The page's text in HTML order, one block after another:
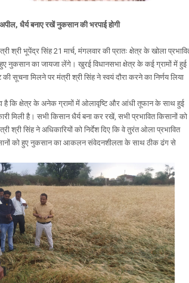
धैर्य बनाए रखें नुकसान की भरपाई होगी
श्री भूपेंद्र सिंह 21 मार्च, मंगलवार की प्रातः क्षेत्र के खोला
नुकसान का जायजा लेंगे। खुरई विधानसभा क्षेत्र के कई ग्रामों में हुई
सूचना मिलने पर मंत्री श्री सिंह ने स्वयं दौरा करने का निर्णय लिया
है कि क्षेत्र के अनेक ग्रामों में ओलावृष्टि और आंधी तूफान के साथ हुई
मिली है। सभी किसान धैर्य बना कर रखें, सभी प्रभावित किसानों को
श्री सिंह ने अधिकारियों को निर्देश दिए कि वे तुरंत ओला प्रभावित
को हुए नुकसान का आकलन संवेदनशीलता के साथ ठीक ढंग से